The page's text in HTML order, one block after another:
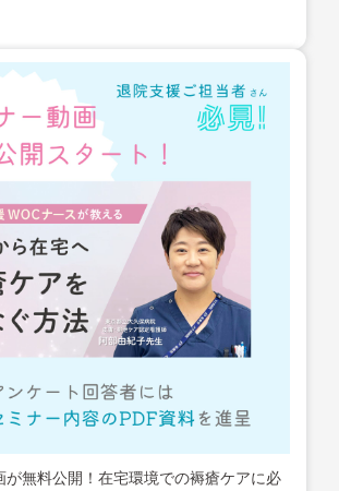
が無料公開！在宅環境での褥瘡ケアに必